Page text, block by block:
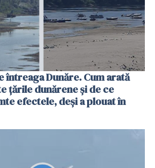
întreaga Dunăre. Cum arată
țările dunărene și de ce
efectele, deși a plouat în